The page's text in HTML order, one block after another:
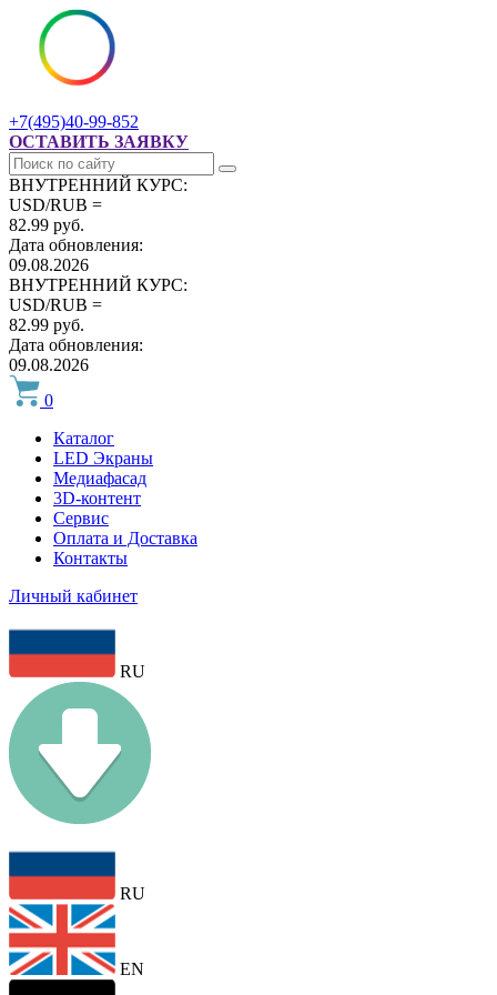
+7(495)40-99-852
ОСТАВИТЬ ЗАЯВКУ
ВНУТРЕННИЙ КУРС:
USD/RUB =
82.99 руб.
Дата обновления:
09.08.2026
ВНУТРЕННИЙ КУРС:
USD/RUB =
82.99 руб.
Дата обновления:
09.08.2026
0
Каталог
LED Экраны
Медиафасад
3D-контент
Сервис
Оплата и Доставка
Контакты
Личный кабинет
RU
RU
EN